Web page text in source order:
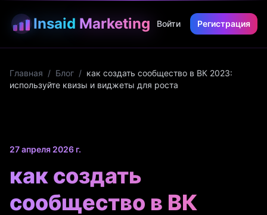
Insaid Marketing Войти Регистрация
Главная / Блог / как создать сообщество в ВК 2023:
используйте квизы и виджеты для роста
27 апреля 2026 г.
как создать
сообщество в ВК